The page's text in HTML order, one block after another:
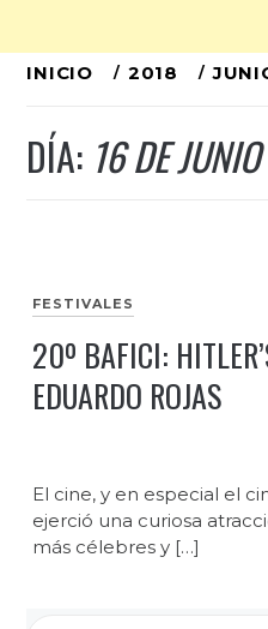
Ir
contenido
INICIO 2018
DÍA: 16 DE
FESTIVALES
20º BAFICI:
EDUARDO ROJAS
El cine, y en especial el
ejerció una curiosa
más célebres y […]